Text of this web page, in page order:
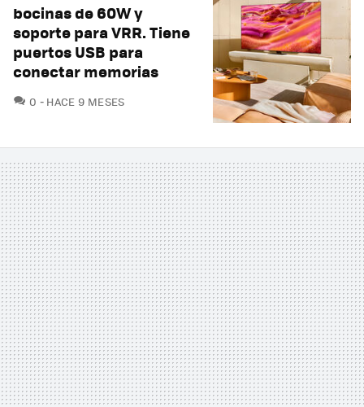
bocinas de 60W y
soporte para VRR. Tiene
puertos USB para
conectar memorias
0 COMENTARIOS
HACE 9 MESES